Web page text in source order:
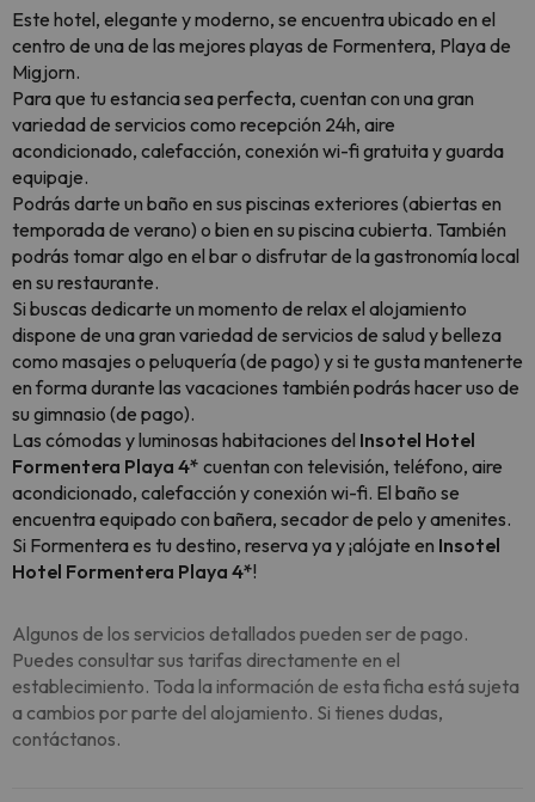
Este hotel, elegante y moderno, se encuentra ubicado en el
centro de una de las mejores playas de Formentera, Playa de
Migjorn.
Para que tu estancia sea perfecta, cuentan con una gran
variedad de servicios como recepción 24h, aire
acondicionado, calefacción, conexión wi-fi gratuita y guarda
equipaje.
Podrás darte un baño en sus piscinas exteriores (abiertas en
temporada de verano) o bien en su piscina cubierta. También
podrás tomar algo en el bar o disfrutar de la gastronomía local
en su restaurante.
Si buscas dedicarte un momento de relax el alojamiento
dispone de una gran variedad de servicios de salud y belleza
como masajes o peluquería (de pago) y si te gusta mantenerte
en forma durante las vacaciones también podrás hacer uso de
su gimnasio (de pago).
Las cómodas y luminosas habitaciones del Insotel Hotel
Formentera Playa 4* cuentan con televisión, teléfono, aire
acondicionado, calefacción y conexión wi-fi. El baño se
encuentra equipado con bañera, secador de pelo y amenites.
Si Formentera es tu destino, reserva ya y ¡alójate en Insotel
Hotel Formentera Playa 4*!
Algunos de los servicios detallados pueden ser de pago.
Puedes consultar sus tarifas directamente en el
establecimiento. Toda la información de esta ficha está sujeta
a cambios por parte del alojamiento. Si tienes dudas,
contáctanos.